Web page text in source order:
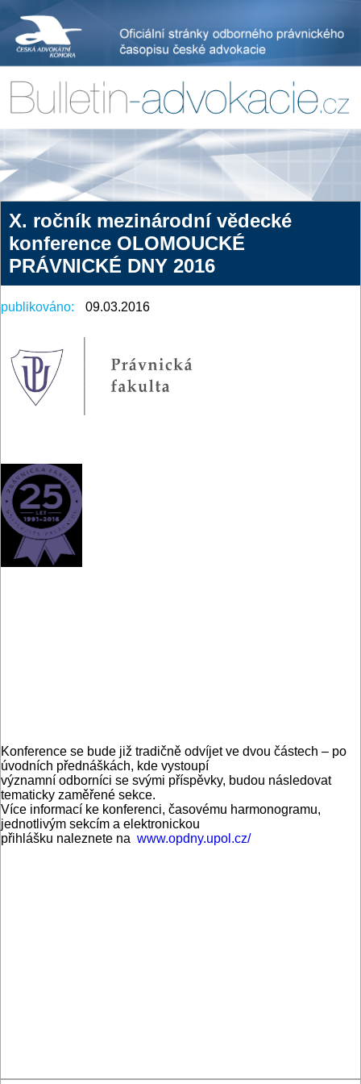
X. ročník mezinárodní vědecké
konference OLOMOUCKÉ
PRÁVNICKÉ DNY 2016
publikováno: 09.03.2016
Konference se bude již tradičně odvíjet ve dvou částech – po
úvodních přednáškách, kde vystoupí
významní odborníci se svými příspěvky, budou následovat
tematicky zaměřené sekce.
Více informací ke konferenci, časovému harmonogramu,
jednotlivým sekcím a elektronickou
přihlášku naleznete na www.opdny.upol.cz/